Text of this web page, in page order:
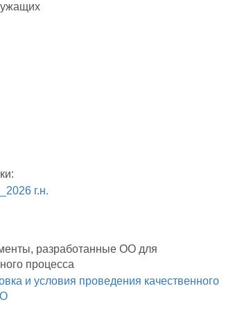
г.н.
разработанные ОО для
процесса
и условия проведения качественного